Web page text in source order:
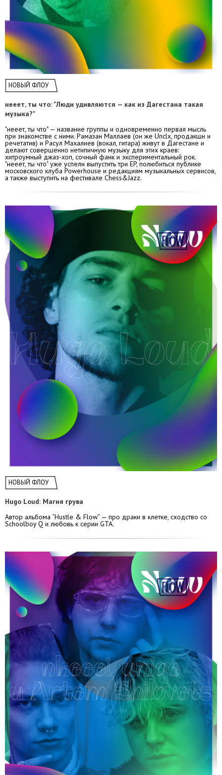
НОВЫЙ ФЛОУ
нееет, ты что: "Люди удивляются — как из Дагестана такая
музыка?"
"нееет, ты что" — название группы и одновременно первая мысль
при знакомстве с ними. Рамазан Маллаев (он же Unclx, продакшн и
речетатив) и Расул Махалиев (вокал, гитара) живут в Дагестане и
делают совершенно нетипичную музыку для этих краев:
хитроумный джаз-хоп, сочный фанк и экспериментальный рок.
"нееет, ты что" уже успели выпустить три EP, полюбиться публике
московского клуба Powerhouse и редакциям музыкальных сервисов,
а также выступить на фестивале Chess&Jazz.
НОВЫЙ ФЛОУ
Hugo Loud: Магия грува
Автор альбома “Hustle & Flow” — про драки в клетке, сходство со
Schoolboy Q и любовь к серии GTA.